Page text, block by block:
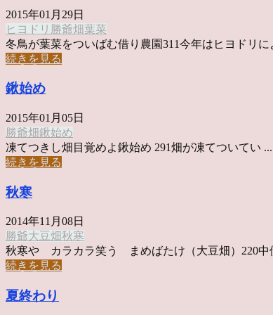
2015年01月29日
ヒヨドリ 勝爺畑葉菜
冬鳥が葉菜をついばむ借り農園311今年はヒヨドリに
続きを見る
鍬始め
2015年01月05日
勝爺畑鍬始め
凍てつきし畑目覚めよ鍬始め 291畑が凍てついてい ...
続きを見る
秋寒
2014年11月08日
勝爺大豆畑秋寒
秋寒や カラカラ笑う まめばたけ（大豆畑）220中
続きを見る
夏終わり